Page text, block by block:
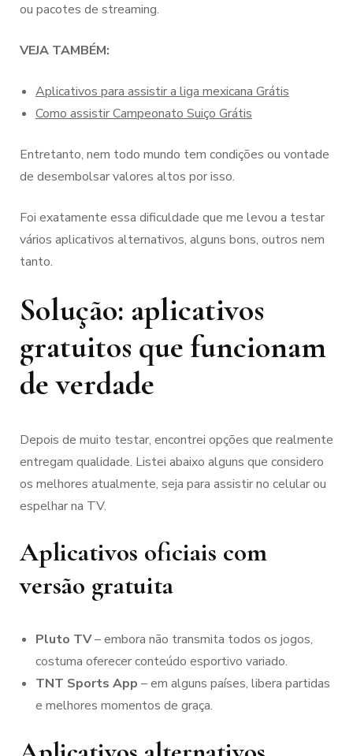
ou pacotes de streaming.
VEJA TAMBÉM:
Aplicativos para assistir a liga mexicana Grátis
Como assistir Campeonato Suiço Grátis
Entretanto, nem todo mundo tem condições ou vontade
de desembolsar valores altos por isso.
Foi exatamente essa dificuldade que me levou a testar
vários aplicativos alternativos, alguns bons, outros nem
tanto.
Solução: aplicativos
gratuitos que funcionam
de verdade
Depois de muito testar, encontrei opções que realmente
entregam qualidade. Listei abaixo alguns que considero
os melhores atualmente, seja para assistir no celular ou
espelhar na TV.
Aplicativos oficiais com
versão gratuita
Pluto TV– embora não transmita todos os jogos,
costuma oferecer conteúdo esportivo variado.
TNT Sports App – em alguns países, libera partidas
e melhores momentos de graça.